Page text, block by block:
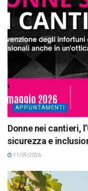
APPUNTAMENTI
Donne nei cantieri,
sicurezza e
11/05/2026